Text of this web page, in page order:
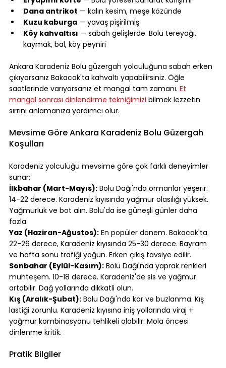
Dana antrikot — kalın kesim, meşe közünde
Kuzu kaburga — yavaş pişirilmiş
Köy kahvaltısı — sabah gelişlerde. Bolu tereyağı,
kaymak, bal, köy peyniri
Ankara Karadeniz Bolu güzergah yolculuğuna sabah erken
çıkıyorsanız Bakacak'ta kahvaltı yapabilirsiniz. Öğle
saatlerinde varıyorsanız et mangal tam zamanı. Et
mangal sonrası dinlendirme tekniğimizi bilmek lezzetin
sırrını anlamanıza yardımcı olur.
Mevsime Göre Ankara Karadeniz Bolu Güzergah
Koşulları
Karadeniz yolculuğu mevsime göre çok farklı deneyimler
sunar:
İlkbahar (Mart-Mayıs): Bolu Dağı'nda ormanlar yeşerir.
14-22 derece. Karadeniz kıyısında yağmur olasılığı yüksek.
Yağmurluk ve bot alın. Bolu'da ise güneşli günler daha
fazla.
Yaz (Haziran-Ağustos): En popüler dönem. Bakacak'ta
22-26 derece, Karadeniz kıyısında 25-30 derece. Bayram
ve hafta sonu trafiği yoğun. Erken çıkış tavsiye edilir.
Sonbahar (Eylül-Kasım): Bolu Dağı'nda yaprak renkleri
muhteşem. 10-18 derece. Karadeniz'de sis ve yağmur
artabilir. Dağ yollarında dikkatli olun.
Kış (Aralık-Şubat): Bolu Dağı'nda kar ve buzlanma. Kış
lastiği zorunlu. Karadeniz kıyısına iniş yollarında viraj +
yağmur kombinasyonu tehlikeli olabilir. Mola öncesi
dinlenme kritik.
Pratik Bilgiler